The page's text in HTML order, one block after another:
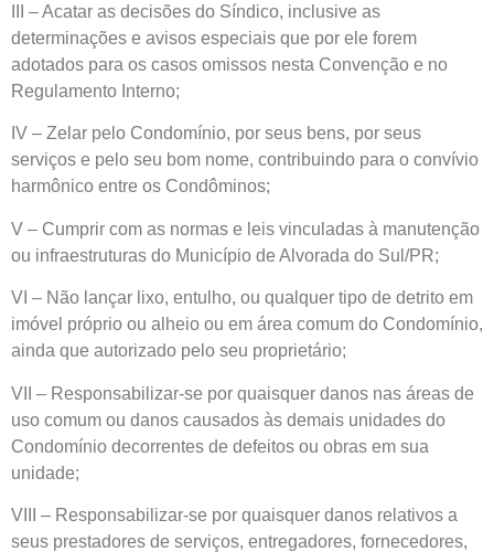
III – Acatar as decisões do Síndico, inclusive as
determinações e avisos especiais que por ele forem
adotados para os casos omissos nesta Convenção e no
Regulamento Interno;
IV – Zelar pelo Condomínio, por seus bens, por seus
serviços e pelo seu bom nome, contribuindo para o convívio
harmônico entre os Condôminos;
V – Cumprir com as normas e leis vinculadas à manutenção
ou infraestruturas do Município de Alvorada do Sul/PR;
VI – Não lançar lixo, entulho, ou qualquer tipo de detrito em
imóvel próprio ou alheio ou em área comum do Condomínio,
ainda que autorizado pelo seu proprietário;
VII – Responsabilizar-se por quaisquer danos nas áreas de
uso comum ou danos causados às demais unidades do
Condomínio decorrentes de defeitos ou obras em sua
unidade;
VIII – Responsabilizar-se por quaisquer danos relativos a
seus prestadores de serviços, entregadores, fornecedores,